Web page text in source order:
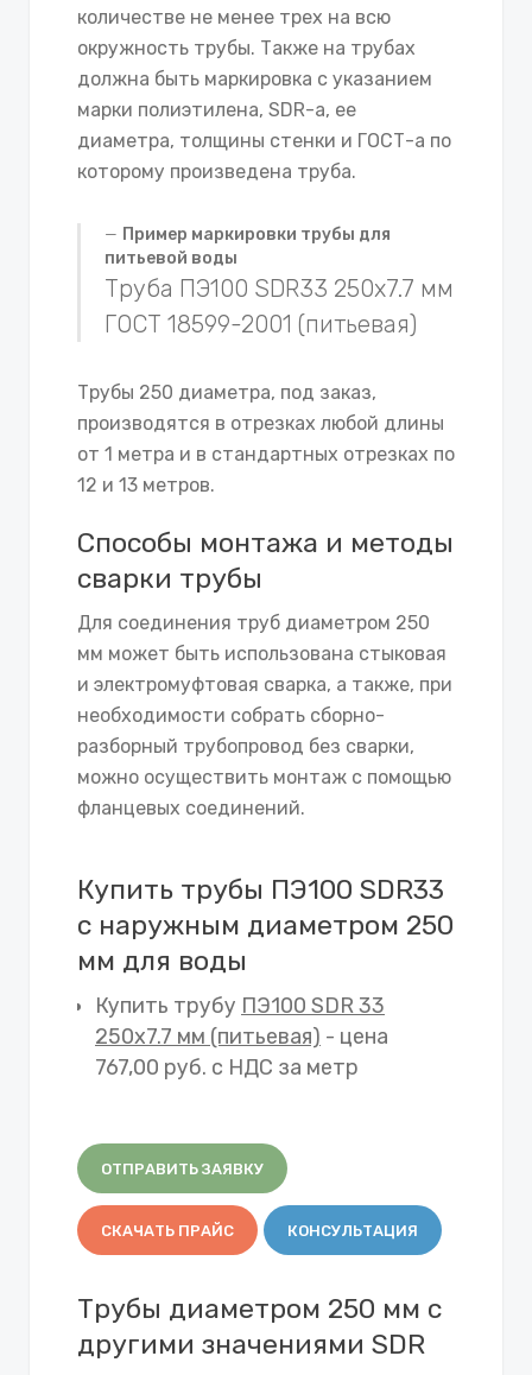
количестве не менее трех на всю
окружность трубы. Также на трубах
должна быть маркировка с указанием
марки полиэтилена, SDR-а, ее
диаметра, толщины стенки и ГОСТ-а по
которому произведена труба.
Пример маркировки трубы для
питьевой воды
Труба ПЭ100 SDR33 250х7.7 мм
ГОСТ 18599-2001 (питьевая)
Трубы 250 диаметра, под заказ,
производятся в отрезках любой длины
от 1 метра и в стандартных отрезках по
12 и 13 метров.
Способы монтажа и методы
сварки трубы
Для соединения труб диаметром 250
мм может быть использована стыковая
и электромуфтовая сварка, а также, при
необходимости собрать сборно-
разборный трубопровод без сварки,
можно осуществить монтаж с помощью
фланцевых соединений.
Купить трубы ПЭ100 SDR33
с наружным диаметром 250
мм для воды
Купить трубу ПЭ100 SDR 33
250х7.7 мм (питьевая) - цена
767,00 руб. с НДС за метр
ОТПРАВИТЬ ЗАЯВКУ
СКАЧАТЬ ПРАЙС КОНСУЛЬТАЦИЯ
Трубы диаметром 250 мм с
другими значениями SDR